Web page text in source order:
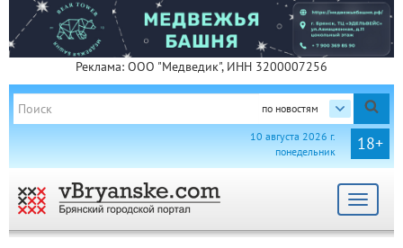
Реклама: ООО "Медведик", ИНН 3200007256
по новостям
18+
10 августа 2026 г.
понедельник
Toggle